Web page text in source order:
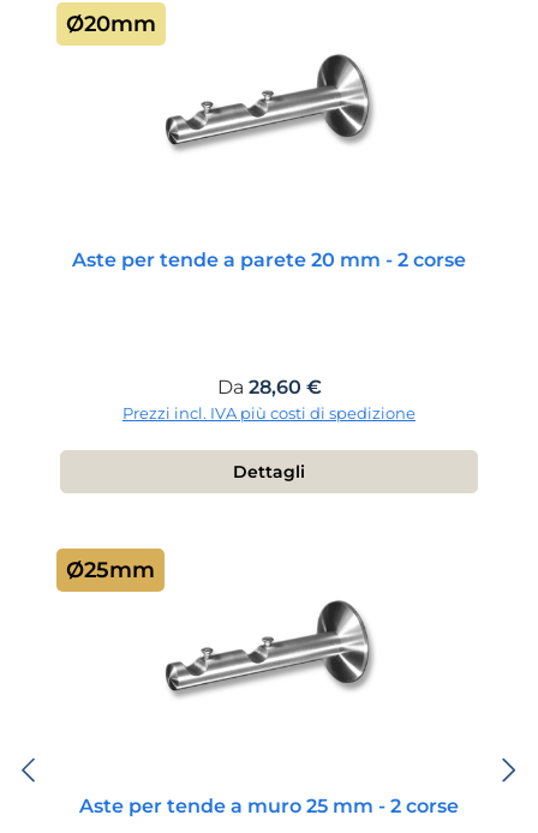
Ø20mm
Aste per tende a parete 20 mm - 2 corse
Prezzo normale:
Da 28,60 €
Prezzi incl. IVA più costi di spedizione
Dettagli
Ø25mm
Aste per tende a muro 25 mm - 2 corse